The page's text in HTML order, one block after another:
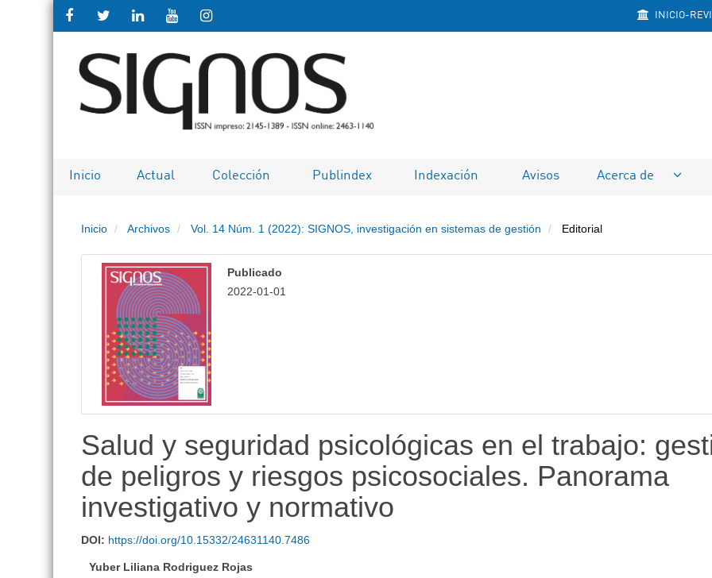
Salto
rápido
de
página
Navegación
Contenido
principal
INICIO-
Inicio Actual Colección Publindex Indexación Avisos Acerca de
Inicio Archivos Vol. 14 Núm. 1 (2022): SIGNOS, investigación en sistemas de gestión Editorial
Publicado
2022-01-01
Salud y seguridad psicológicas en el trabajo:
de peligros y riesgos psicosociales. Panorama
investigativo y normativo
DOI: https://doi.org/10.15332/24631140.7486
Yuber Liliana Rodriguez Rojas